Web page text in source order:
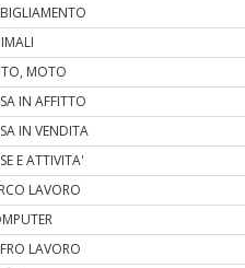
MOTO
IN AFFITTO
IN VENDITA
E ATTIVITA'
LAVORO
LAVORO